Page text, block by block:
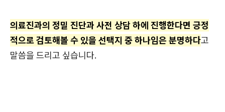
의료진과의 정밀 진단과 사전 상담 하에 진행한다면 긍정
적으로 검토해볼 수 있을 선택지 중 하나임은 분명하다고
말씀을 드리고 싶습니다.